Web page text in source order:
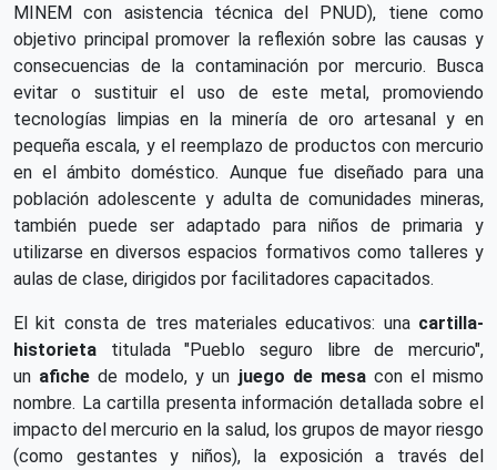
MINEM con asistencia técnica del PNUD), tiene como
objetivo principal promover la reflexión sobre las causas y
consecuencias de la contaminación por mercurio. Busca
evitar o sustituir el uso de este metal, promoviendo
tecnologías limpias en la minería de oro artesanal y en
pequeña escala, y el reemplazo de productos con mercurio
en el ámbito doméstico. Aunque fue diseñado para una
población adolescente y adulta de comunidades mineras,
también puede ser adaptado para niños de primaria y
utilizarse en diversos espacios formativos como talleres y
aulas de clase, dirigidos por facilitadores capacitados.
El kit consta de tres materiales educativos: una cartilla-
historieta titulada "Pueblo seguro libre de mercurio",
un afiche de modelo, y un juego de mesacon el mismo
nombre. La cartilla presenta información detallada sobre el
impacto del mercurio en la salud, los grupos de mayor riesgo
(como gestantes y niños), la exposición a través del